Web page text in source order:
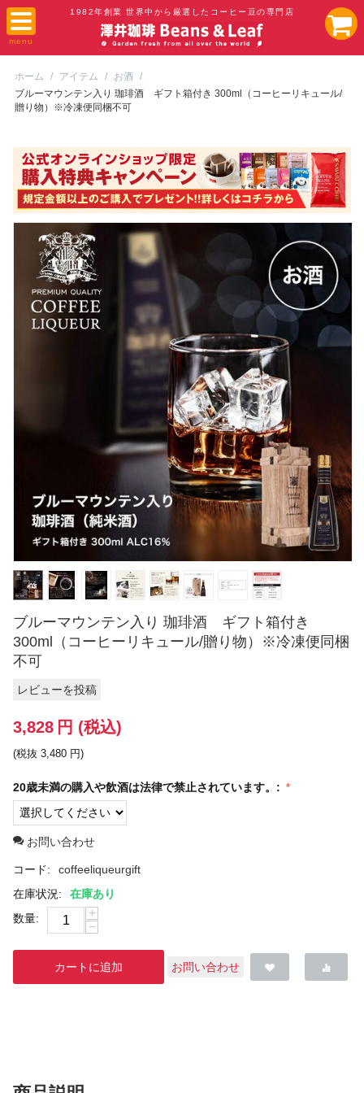
1982年創業 世界中から厳選したコーヒー豆の専門店
ホーム / アイテム / お酒 /
ブルーマウンテン入り 珈琲酒 ギフト箱付き 300ml（コーヒーリキュール/
贈り物）※冷凍便同梱不可
ブルーマウンテン入り 珈琲酒 ギフト箱付き
300ml（コーヒーリキュール/贈り物）※冷凍便同梱
不可
レビューを投稿
3,828 円 (税込)
(税抜 3,480 円)
20歳未満の購入や飲酒は法律で禁止されています。:
お問い合わせ
コード:
coffeeliqueurgift
在庫状況:
在庫あり
数量:
+
−
カートに追加 お問い合わせ